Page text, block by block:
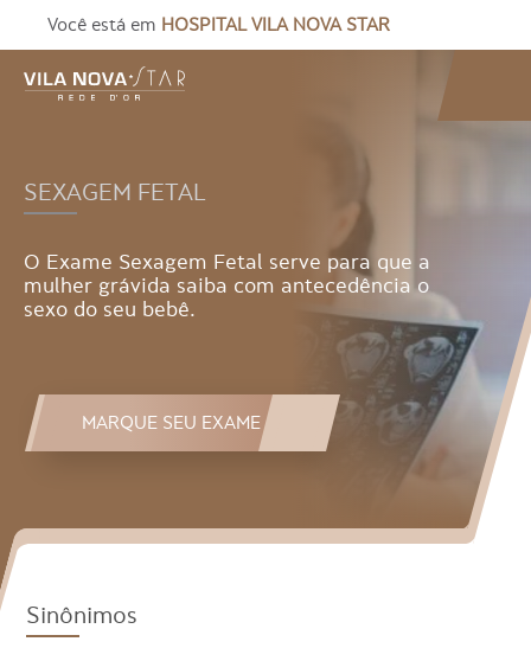
Você está em HOSPITAL VILA NOVA STAR
SEXAGEM FETAL
O Exame Sexagem Fetal serve para que a
mulher grávida saiba com antecedência o
sexo do seu bebê.
MARQUE SEU EXAME
Sinônimos